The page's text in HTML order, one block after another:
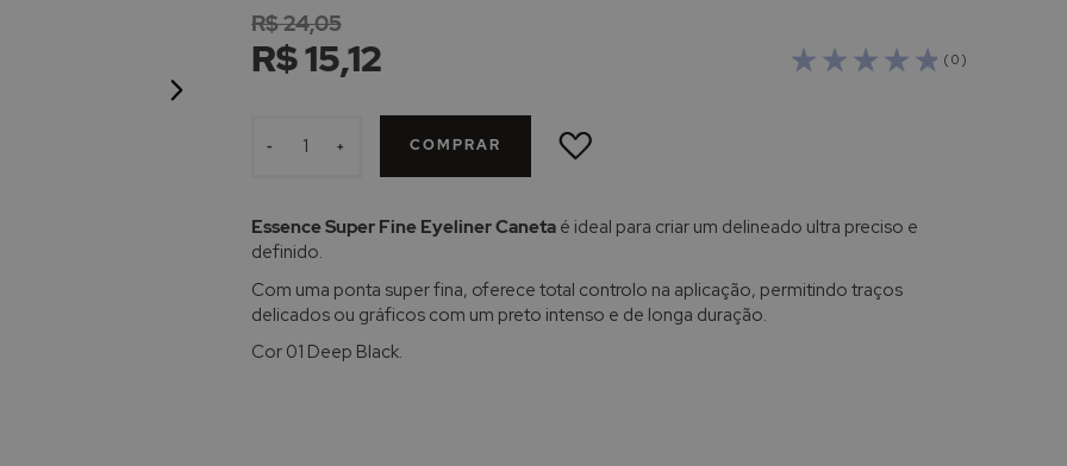
( 0 )
R$ 15,12
R$ 24,05
- + COMPRAR
LISTA
Essence Super Fine Eyeliner Canetaé ideal para criar um delineado ultra preciso e
definido.
Com uma ponta super fina, oferece total controlo na aplicação, permitindo traços
delicados ou gráficos com um preto intenso e de longa duração.
Cor 01 Deep Black.